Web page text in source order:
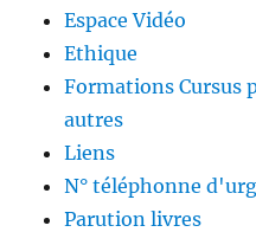
Espace Vidéo
Ethique
Formations Cursus
autres
Liens
N° téléphonne
Parution livres